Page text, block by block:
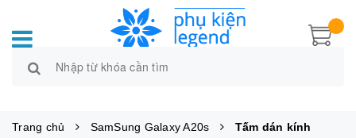
Trang chủ SamSung Galaxy A20s
Tấm dán kính